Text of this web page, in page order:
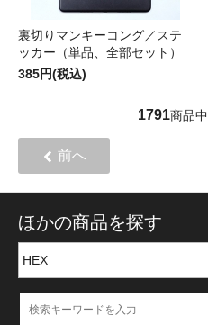
裏切りマンキーコング／ステ
ッカー（単品、全部セット）
385円(税込)
1791商品中
前へ
ほかの商品を探す